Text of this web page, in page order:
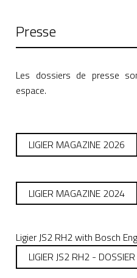
Presse
Les dossiers de presse
espace.
LIGIER MAGAZINE 2026
LIGIER MAGAZINE 2024
Ligier JS2 RH2 with Bosch
LIGIER JS2 RH2 -